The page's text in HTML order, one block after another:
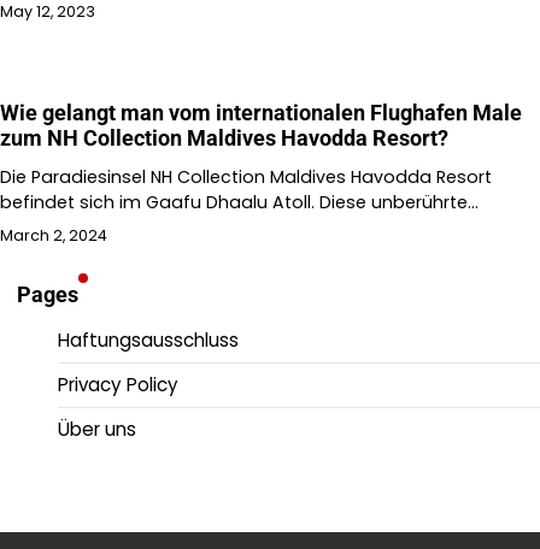
May 12, 2023
Wie gelangt man vom internationalen Flughafen Male
zum NH Collection Maldives Havodda Resort?
Die Paradiesinsel NH Collection Maldives Havodda Resort
befindet sich im Gaafu Dhaalu Atoll. Diese unberührte…
March 2, 2024
Pages
Haftungsausschluss
Privacy Policy
Über uns